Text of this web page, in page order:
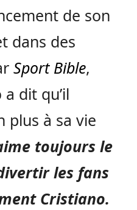
de son
dans des
Sport Bible,
dit qu’il
plus à sa vie
toujours le
les fans
Cristiano.